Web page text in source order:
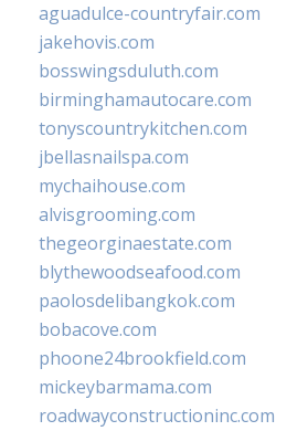
aguadulce-countryfair.com
jakehovis.com
bosswingsduluth.com
birminghamautocare.com
tonyscountrykitchen.com
jbellasnailspa.com
mychaihouse.com
alvisgrooming.com
thegeorginaestate.com
blythewoodseafood.com
paolosdelibangkok.com
bobacove.com
phoone24brookfield.com
mickeybarmama.com
roadwayconstructioninc.com